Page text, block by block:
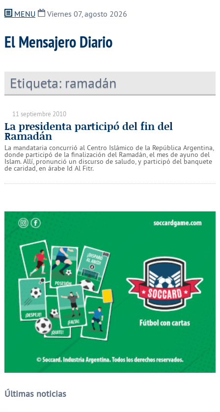
MENU Viernes 07, agosto 2026
El Mensajero Diario
Etiqueta: ramadán
11 septiembre 2010
La presidenta participó del fin del
Ramadán
La mandataria concurrió al Centro Islámico de la República Argentina,
donde participó de la finalización del Ramadán, el mes de ayuno del
Islam. Allí, pronunció un discurso de saludo, y participó del banquete
de caridad, en árabe Id Al Fitr.
Últimas noticias